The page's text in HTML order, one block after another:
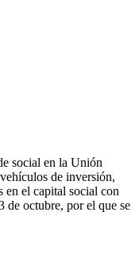
social en la Unión
de inversión,
en el capital social con
de octubre, por el que se